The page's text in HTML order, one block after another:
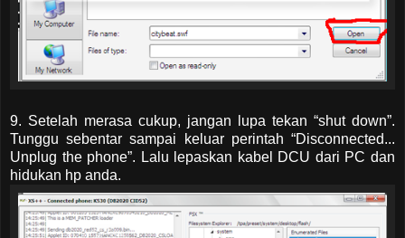
9. Setelah merasa cukup, jangan lupa tekan “shut down”.
Tunggu sebentar sampai keluar perintah “Disconnected...
Unplug the phone”. Lalu lepaskan kabel DCU dari PC dan
hidukan hp anda.